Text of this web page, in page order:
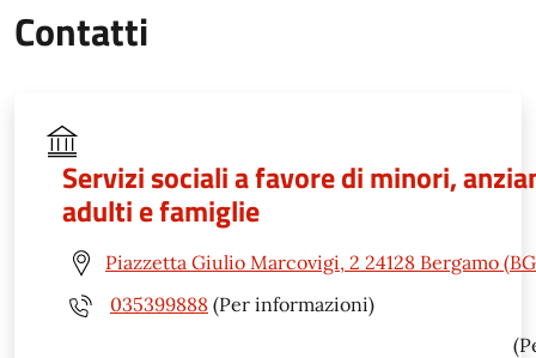
Contatti
Servizi sociali a favore di minori,
adulti e famiglie
Piazzetta Giulio Marcovigi, 2 24128 Bergamo
035399888 (Per informazioni)